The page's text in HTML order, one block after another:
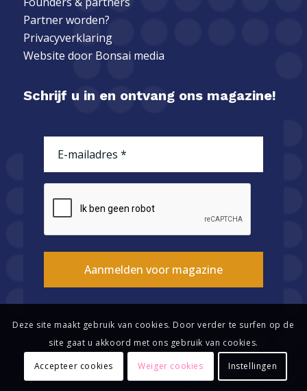
Partner worden?
Privacyverklaring
Website door Bonsai media
Schrijf u in en ontvang ons magazine!
Aanmelden voor magazine
Deze site maakt gebruik van cookies. Door verder te surfen op de
site gaat u akkoord met ons gebruik van cookies.
Accepteer cookies Weiger cookies Instellingen